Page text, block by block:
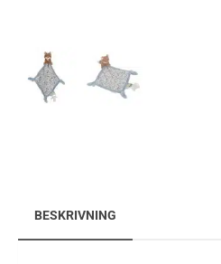
BESKRIVNING